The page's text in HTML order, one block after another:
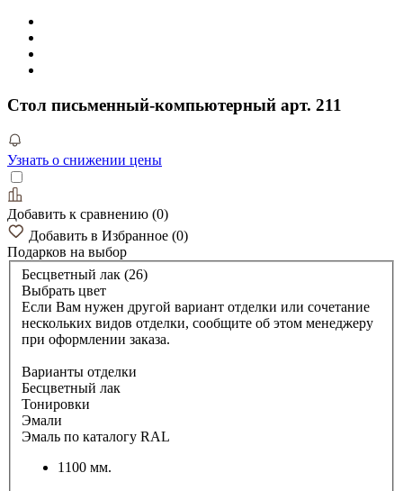
Стол письменный-компьютерный арт. 211
Узнать о снижении цены
Добавить к сравнению (0)
Добавить в Избранное (0)
Подарков на выбор
Бесцветный лак (26)
Выбрать цвет
Если Вам нужен другой вариант отделки или сочетание
нескольких видов отделки, сообщите об этом менеджеру
при оформлении заказа.
Варианты отделки
Бесцветный лак
Тонировки
Эмали
Эмаль по каталогу RAL
1100 мм.